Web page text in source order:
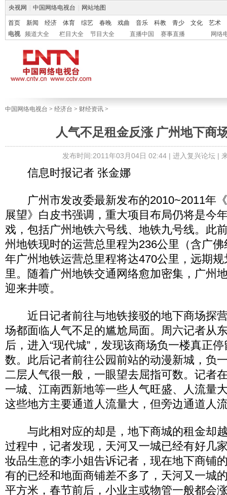
央视网 中国网络电视台 网站地图
首页 新闻 经济 体育 综艺 春晚 戏曲 音乐 科教 青少 文化
艺术
电视
频道大全 栏目大全 节目大全 直播中国 赛事直播 网络
中国网络电视台 > 经济台 > 财经资讯 >
人气不足租金反涨 广州地下商
发布时间:2011年03月04日 02:44 | 进入复兴论坛|
信息时报记者 张金娜
广州市发改委最新发布的2010~2011年
展望》白皮书强调，重大项目布局仍将是今
戏，包括广州地铁六号线、地铁九号线。此
州地铁现时的运营总里程为236公里（含广
年广州地铁运营总里程将达470公里，远期
里。随着广州地铁交通网络愈加密集，广州
迎来井喷。
近日记者前往与地铁接驳的地下商场探
场都面临人气不足的尴尬局面。周六记者从
后，进入“现代城”，发现该商场负一楼真正
数。此后记者前往公园前站的动漫新城，负
二层人气很一般，一眼望去屈指可数。记者
一城、江南西新地等一些人气旺盛、人流量
这些地方主要通道人流量大，但旁边通道人
与此相对应的却是，地下商城的租金却
过程中，记者发现，天河又一城已经有好几
妆品生意的李小姐告诉记者，现在地下商铺
有的已经和地面商铺差不多了，天河又一城
平方米，春节前后，小业主或物管一般都会